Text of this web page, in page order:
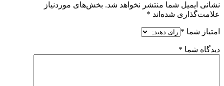
نشانی ایمیل شما منتشر نخواهد شد. بخش‌های موردنیاز
علامت‌گذاری شده‌اند *
امتیاز شما *
دیدگاه شما *